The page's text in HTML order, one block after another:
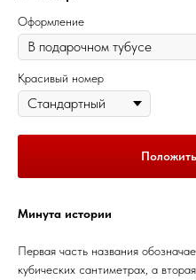
Оформление
Красивый номер
Минута истории
Первая часть названия
кубических сантиметрах, а